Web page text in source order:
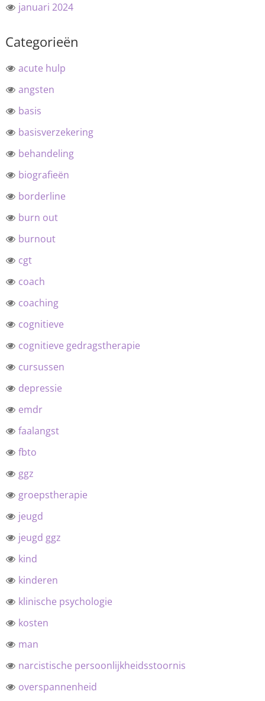
januari 2024
Categorieën
acute hulp
angsten
basis
basisverzekering
behandeling
biografieën
borderline
burn out
burnout
cgt
coach
coaching
cognitieve
cognitieve gedragstherapie
cursussen
depressie
emdr
faalangst
fbto
ggz
groepstherapie
jeugd
jeugd ggz
kind
kinderen
klinische psychologie
kosten
man
narcistische persoonlijkheidsstoornis
overspannenheid